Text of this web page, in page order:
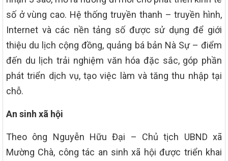
số ở vùng cao. Hệ thống truyền thanh – truyền hình,
Internet và các nền tảng số được sử dụng để giới
thiệu du lịch cộng đồng, quảng bá bản Nà Sự – điểm
đến du lịch trải nghiệm văn hóa đặc sắc, góp phần
phát triển dịch vụ, tạo việc làm và tăng thu nhập tại
chỗ.
An sinh xã hội
Theo ông Nguyễn Hữu Đại – Chủ tịch UBND xã
Mường Chà, công tác an sinh xã hội được triển khai